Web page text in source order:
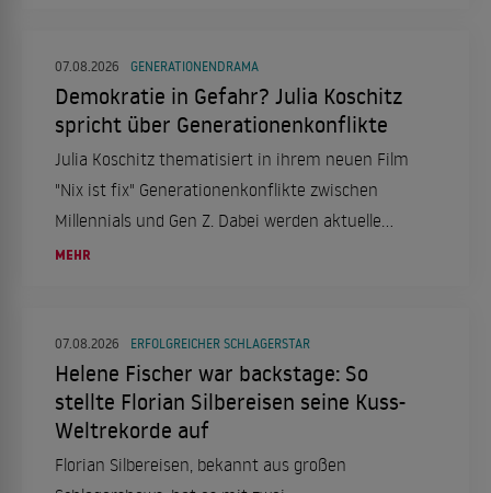
07.08.2026 GENERATIONENDRAMA
Demokratie in Gefahr? Julia Koschitz
spricht über Generationenkonflikte
Julia Koschitz thematisiert in ihrem neuen Film
"Nix ist fix" Generationenkonflikte zwischen
Millennials und Gen Z. Dabei werden aktuelle
gesellschaftliche und politische Themen
MEHR
07.08.2026 ERFOLGREICHER SCHLAGERSTAR
Helene Fischer war backstage: So
stellte Florian Silbereisen seine Kuss-
Weltrekorde auf
Florian Silbereisen, bekannt aus großen